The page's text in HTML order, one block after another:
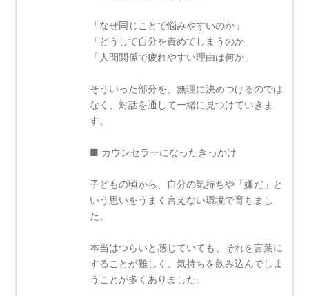
「なぜ同じことで悩みやすいのか」
「どうして自分を責めてしまうのか」
「人間関係で疲れやすい理由は何か」
そういった部分を、無理に決めつけるのでは
なく、対話を通して一緒に見つけていきま
す。
■ カウンセラーになったきっかけ
子どもの頃から、自分の気持ちや「嫌だ」と
いう思いをうまく言えない環境で育ちまし
た。
本当はつらいと感じていても、それを言葉に
することが難しく、気持ちを飲み込んでしま
うことが多くありました。